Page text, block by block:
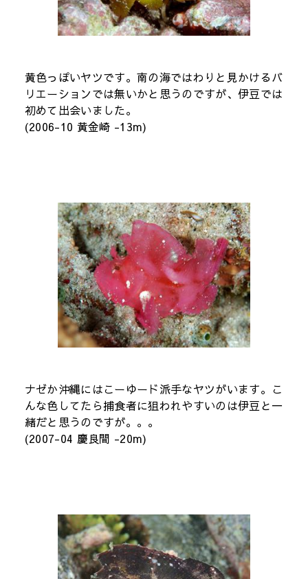
黄色っぽいヤツです。南の海ではわりと見かけるバ
リエーションでは無いかと思うのですが、伊豆では
初めて出会いました。
(2006-10 黄金崎 -13m)
ナゼか沖縄にはこーゆード派手なヤツがいます。こ
んな色してたら捕食者に狙われやすいのは伊豆と一
緒だと思うのですが。。。
(2007-04 慶良間 -20m)